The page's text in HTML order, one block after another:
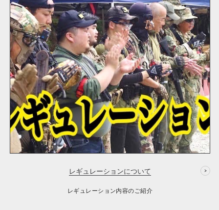
レギュレーションについて
レギュレーション内容のご紹介